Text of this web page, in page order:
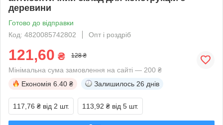
деревини
Готово до відправки
Код: 4820085742802
Опт і роздріб
121,60 ₴ 128 ₴
Мінімальна сума замовлення на сайті — 200 ₴
Економія 6.40 ₴ Залишилось 26 днів
117,76 ₴ від 2 шт. 113,92 ₴ від 5 шт.